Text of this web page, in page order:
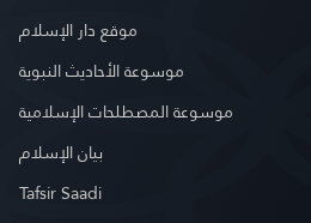
موقع دار الإسلام
موسوعة الأحاديث النبوية
موسوعة المصطلحات الإسلامية
بيان الإسلام
Tafsir Saadi